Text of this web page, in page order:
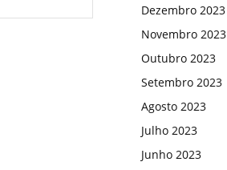
Dezembro 2023
Novembro 2023
Outubro 2023
Setembro 2023
Agosto 2023
Julho 2023
Junho 2023